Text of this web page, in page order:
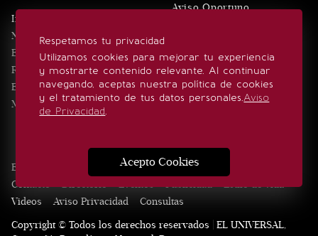
Respetamos tu privacidad
Utilizamos cookies para mejorar tu experiencia
y mostrarte contenido relevante. Al continuar
navegando, aceptas nuestra política de cookies
y el tratamiento de tus datos personales.Aviso
de Privacidad.
Acepto Cookies
Inicio
Noticias
Eventos
Realeza
Estilo de vida
Minuto x Minuto
Aviso Oportuno
SÍGUENOS
Edición Impresa Noticias Quiénes somos
Contacto
Directorio Eventos Publicidad
Estilo de vida
Videos
Aviso Privacidad
Consultas
Copyright © Todos los derechos reservados | EL UNIVERSAL,